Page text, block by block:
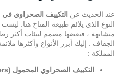
عند الحديث عن التكييف الصحراوي في
النوع الذي يلائم طبيعة المناخ هنا.
متشابهة ، فبعضها مصمم لبيئات أكثر
الجفاف . إليك أبرز الأنواع وأكثرها
المملكة :